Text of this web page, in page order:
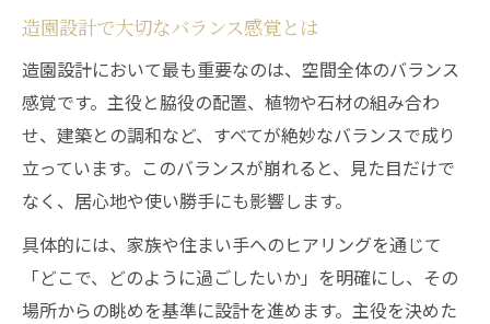
造園設計で大切なバランス感覚とは
造園設計において最も重要なのは、空間全体のバランス
感覚です。主役と脇役の配置、植物や石材の組み合わ
せ、建築との調和など、すべてが絶妙なバランスで成り
立っています。このバランスが崩れると、見た目だけで
なく、居心地や使い勝手にも影響します。
具体的には、家族や住まい手へのヒアリングを通じて
「どこで、どのように過ごしたいか」を明確にし、その
場所からの眺めを基準に設計を進めます。主役を決めた